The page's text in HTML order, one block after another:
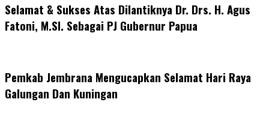
Selamat & Sukses Atas Dilantiknya Dr. Drs. H. Agus
Fatoni, M.SI. Sebagai PJ Gubernur Papua
Pemkab Jembrana Mengucapkan Selamat Hari Raya
Galungan Dan Kuningan